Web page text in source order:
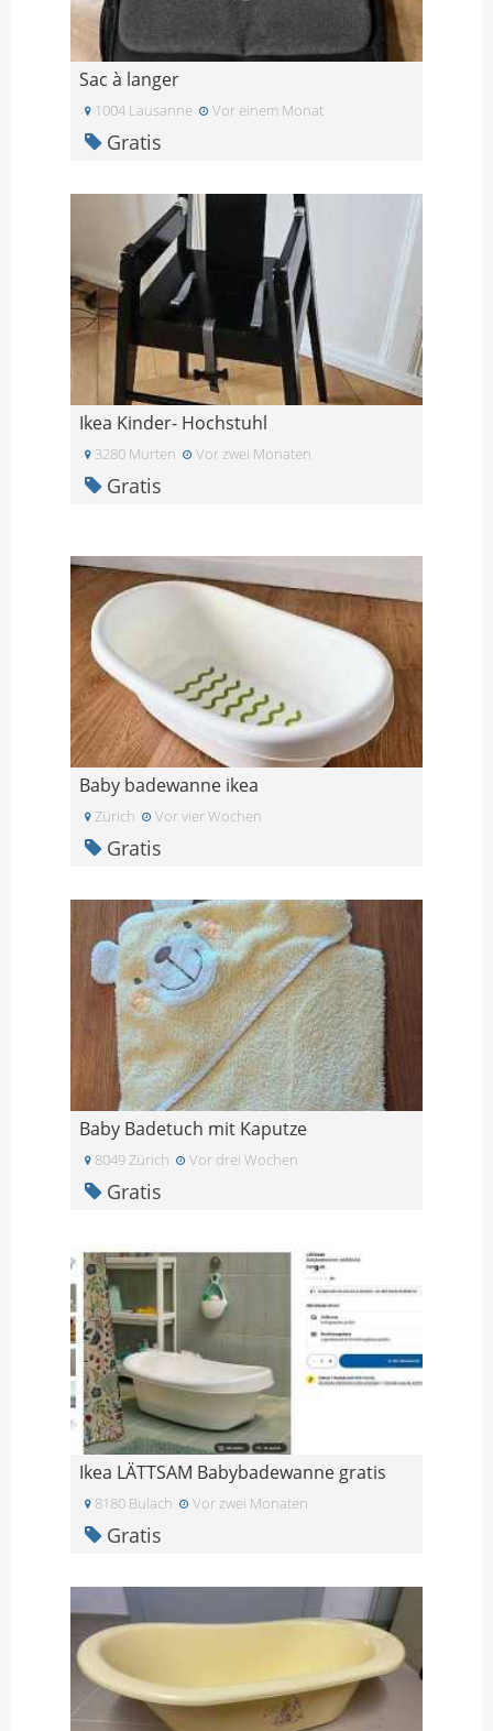
Sac à langer
1004 Lausanne Vor einem Monat
Gratis
Ikea Kinder- Hochstuhl
3280 Murten Vor zwei Monaten
Gratis
Baby badewanne ikea
Zürich Vor vier Wochen
Gratis
Baby Badetuch mit Kaputze
8049 Zürich Vor drei Wochen
Gratis
Ikea LÄTTSAM Babybadewanne gratis
8180 Bulach Vor zwei Monaten
Gratis